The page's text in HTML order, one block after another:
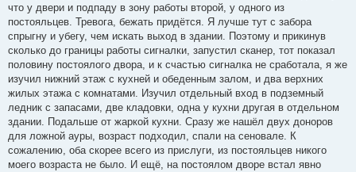
что у двери и подпаду в зону работы второй, у одного из
постояльцев. Тревога, бежать придётся. Я лучше тут с забора
спрыгну и убегу, чем искать выход в здании. Поэтому и прикинув
сколько до границы работы сигналки, запустил сканер, тот показал
половину постоялого двора, и к счастью сигналка не сработала, я же
изучил нижний этаж с кухней и обеденным залом, и два верхних
жилых этажа с комнатами. Изучил отдельный вход в подземный
ледник с запасами, две кладовки, одна у кухни другая в отдельном
здании. Подальше от жаркой кухни. Сразу же нашёл двух доноров
для ложной ауры, возраст подходил, спали на сеновале. К
сожалению, оба скорее всего из прислуги, из постояльцев никого
моего возраста не было. И ещё, на постоялом дворе встал явно